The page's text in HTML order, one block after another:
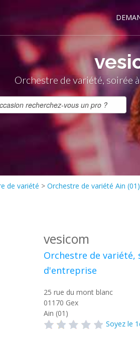
Orchestre de variété, soirée
de variété > Orchestre de variété Ain (01)
vesicom
Orchestre de variété,
d'entreprise
25 rue du mont blanc
01170 Gex
Ain (01)
Soyez le